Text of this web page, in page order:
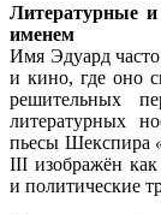
Литературные и
именем
Имя Эдуард часто
и кино, где оно
решительных
литературных
пьесы Шекспира
III изображён
и политические